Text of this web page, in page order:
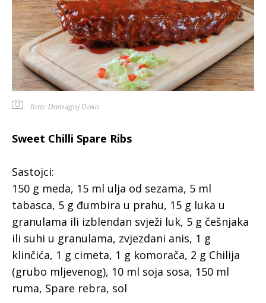
foto: Domagoj Doko
Sweet Chilli Spare Ribs
Sastojci:
150 g meda, 15 ml ulja od sezama, 5 ml
tabasca, 5 g đumbira u prahu, 15 g luka u
granulama ili izblendan svježi luk, 5 g češnjaka
ili suhi u granulama, zvjezdani anis, 1 g
klinčića, 1 g cimeta, 1 g komorača, 2 g Chilija
(grubo mljevenog), 10 ml soja sosa, 150 ml
ruma, Spare rebra, sol